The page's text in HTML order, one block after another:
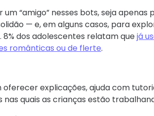
“amigo” nesses bots, seja apenas
— e, em alguns casos, para
dos adolescentes relatam quejá
românticas ou de flerte.
explicações, ajuda com
quais as crianças estão